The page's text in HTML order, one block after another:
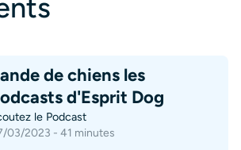
de chiens les
d'Esprit Dog
le Podcast
03/2023 - 41 minutes